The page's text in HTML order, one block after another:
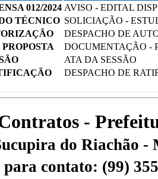
012/2024 AVISO - EDITAL
TÉCNICO SOLICIAÇÃO -
DESPACHO DE
DOCUMENTAÇÃO -
ATA DA SESSÃO
DESPACHO DE
-
do Riachão -
para contato: (99)